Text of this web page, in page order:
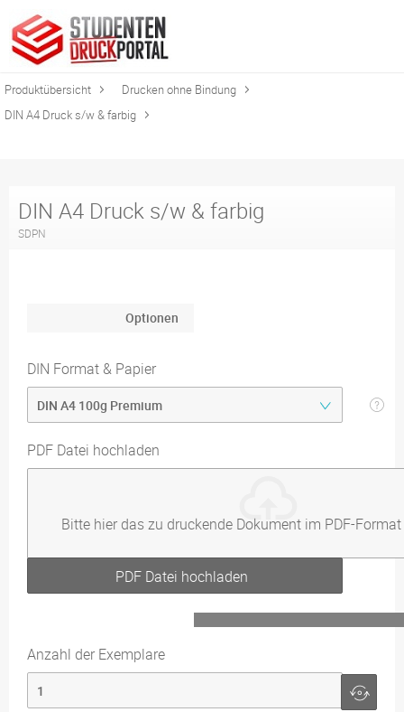
Produktübersicht
Drucken ohne Bindung
DIN A4 Druck s/w & farbig
DIN A4 Druck s/w & farbig
SDPN
Optionen
DIN Format & Papier
PDF Datei hochladen
Bitte hier das zu druckende Dokument im PDF-
PDF Datei hochladen
Anzahl der Exemplare